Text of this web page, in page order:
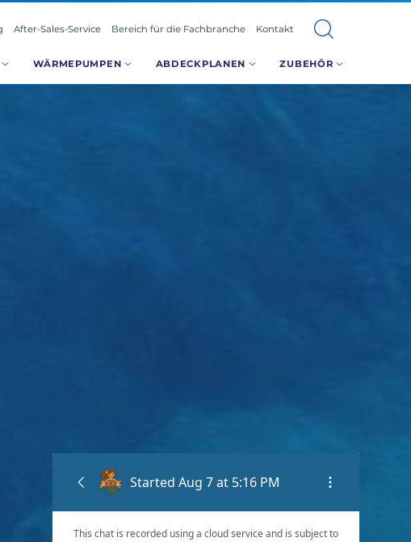
WÄRMEPUMPEN ABDECKPLANEN ZUBEHÖR
After-Sales-Service Bereich für die Fachbranche Kontakt